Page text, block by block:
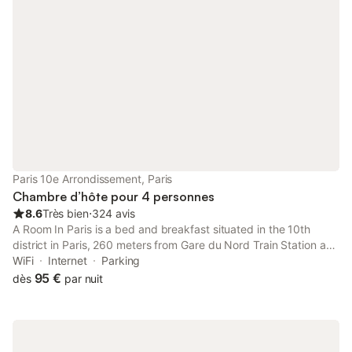
Paris 10e Arrondissement, Paris
Chambre d’hôte pour 4 personnes
8.6Très bien⋅324 avis
A Room In Paris is a bed and breakfast situated in the 10th
district in Paris, 260 meters from Gare du Nord Train Station and
500 metres from Gare de l'Est Train Station. Free WiFi is
available on site.
WiFi Internet
Parking
dès 95 € par nuit